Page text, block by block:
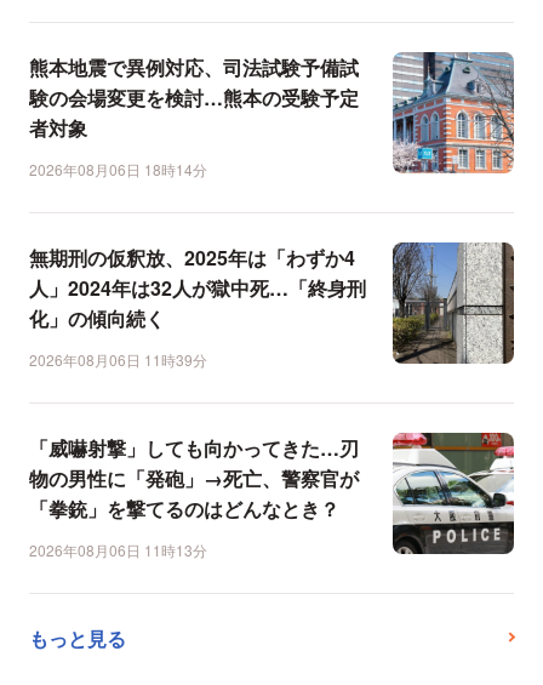
熊本地震で異例対応、司法試験予備試
験の会場変更を検討…熊本の受験予定
者対象
2026年08月06日 18時14分
無期刑の仮釈放、2025年は「わずか4
人」2024年は32人が獄中死…「終身刑
化」の傾向続く
2026年08月06日 11時39分
「威嚇射撃」しても向かってきた…刃
物の男性に「発砲」→死亡、警察官が
「拳銃」を撃てるのはどんなとき？
2026年08月06日 11時13分
もっと見る